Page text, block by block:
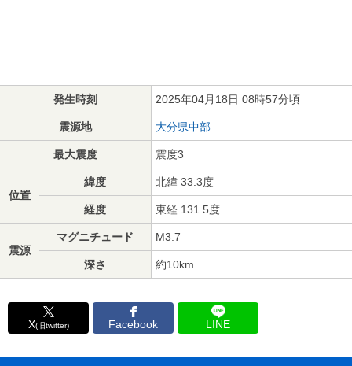
発生時刻 2025年04月18日 08時57分頃
震源地 大分県中部
最大震度 震度3
位置
緯度 北緯 33.3度
経度 東経 131.5度
震源
マグニチュード M3.7
深さ 約10km
X(旧twitter) Facebook LINE